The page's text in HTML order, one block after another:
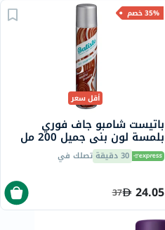
35% خصم
أقل سعر
باتيست شامبو جاف فوري
بلمسة لون بني جميل 200 مل
30 دقيقة تصلك في
24.05
37